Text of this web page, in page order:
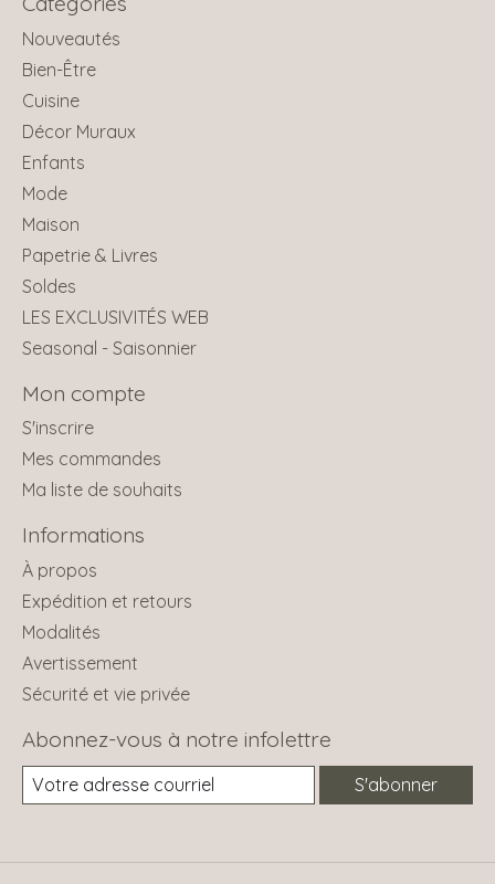
Nouveautés
Bien-Être
Cuisine
Décor Muraux
Enfants
Mode
Maison
Papetrie & Livres
Soldes
LES EXCLUSIVITÉS WEB
Seasonal - Saisonnier
Mon compte
S'inscrire
Mes commandes
Ma liste de souhaits
Informations
À propos
Expédition et retours
Modalités
Avertissement
Sécurité et vie privée
Abonnez-vous à notre infolettre
S'abonner